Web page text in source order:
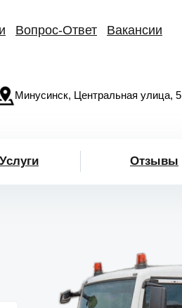
Вопрос-Ответ Вакансии
Минусинск, Центральная улица, 5
Услуги Отзывы